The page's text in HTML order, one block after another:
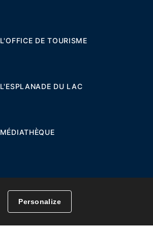
L'OFFICE DE TOURISME
L'ESPLANADE DU LAC
MÉDIATHÈQUE
Personalize